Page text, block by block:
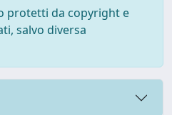
protetti da copyright e
salvo diversa